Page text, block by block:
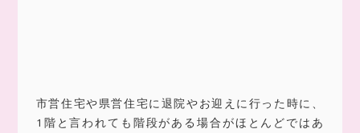
市営住宅や県営住宅に退院やお迎えに行った時に、
1階と言われても階段がある場合がほとんどではあ